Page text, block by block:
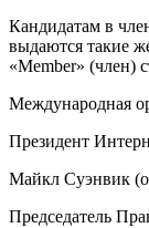
Кандидатам в
выдаются такие
«Member» (член)
Международная
Президент Интер
Майкл Суэнвик
Председатель